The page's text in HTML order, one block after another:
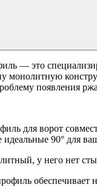
— это
появления
для ворот
90° для
у него нет
обеспечивает